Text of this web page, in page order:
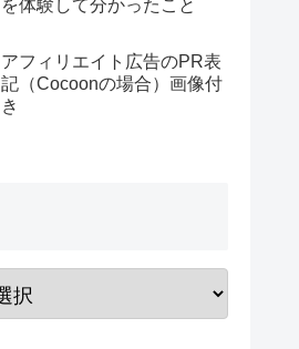
を体験して分かったこと
アフィリエイト広告のPR表
記（Cocoonの場合）画像付
き